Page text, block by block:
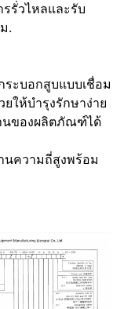
รั่วไหลและรับ
.
ะบอกสูบแบบเชื่อม
ยให้บำรุงรักษาง่าย
นของผลิตภัณฑ์ได้
นความถี่สูงพร้อม